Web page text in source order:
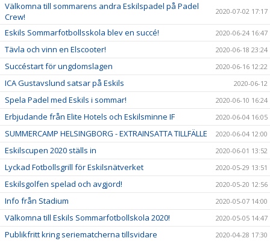
Välkomna till sommarens andra Eskilspadel på Padel
Crew!
2020-07-02 17:17
Eskils Sommarfotbollsskola blev en succé! 2020-06-24 16:47
Tävla och vinn en Elscooter! 2020-06-18 23:24
Succéstart för ungdomslagen 2020-06-16 12:22
ICA Gustavslund satsar på Eskils 2020-06-12
Spela Padel med Eskils i sommar! 2020-06-10 16:24
Erbjudande från Elite Hotels och Eskilsminne IF 2020-06-04 16:05
SUMMERCAMP HELSINGBORG - EXTRAINSATTA TILLFÄLLE 2020-06-04 12:00
Eskilscupen 2020 ställs in 2020-06-01 13:52
Lyckad Fotbollsgrill för Eskilsnätverket 2020-05-29 13:51
Eskilsgolfen spelad och avgjord! 2020-05-20 12:56
Info från Stadium 2020-05-07 14:00
Välkomna till Eskils Sommarfotbollskola 2020! 2020-05-05 14:47
Publikfritt kring seriematcherna tillsvidare 2020-04-28 17:30